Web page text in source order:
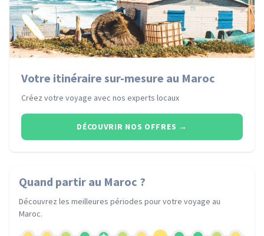
Votre itinéraire sur-mesure au Maroc
Créez votre voyage avec nos experts locaux
DÉCOUVRIR NOS OFFRES →
Quand partir au Maroc ?
Découvrez les meilleures périodes pour votre voyage au
Maroc.